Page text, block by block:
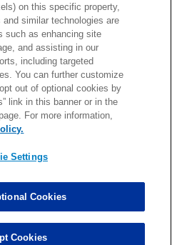
順位表
About NFL
特集
い合わせ FAQ
/ PHOTO BY Getty Images
on this specific property,
similar technologies are
such as enhancing site
and assisting in our
including targeted
You can further customize
out of optional cookies by
link in this banner or in the
For more information,
Settings
Cookies
Cookies